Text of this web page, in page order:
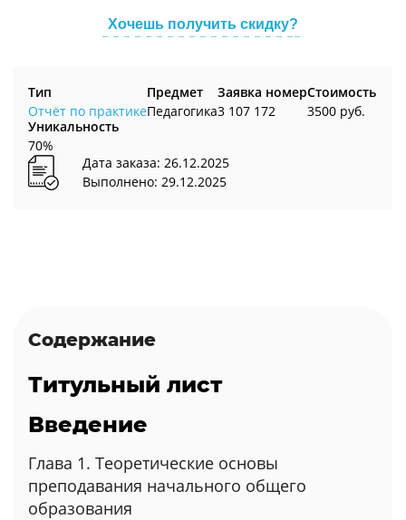
Хочешь получить скидку?
Тип
Отчёт по практике
Предмет
Педагогика
Заявка номер
3 107 172
Стоимость
3500 руб.
Уникальность
70%
Дата заказа: 26.12.2025
Выполнено: 29.12.2025
Содержание
Титульный лист
Введение
Глава 1. Теоретические основы
преподавания начального общего
образования